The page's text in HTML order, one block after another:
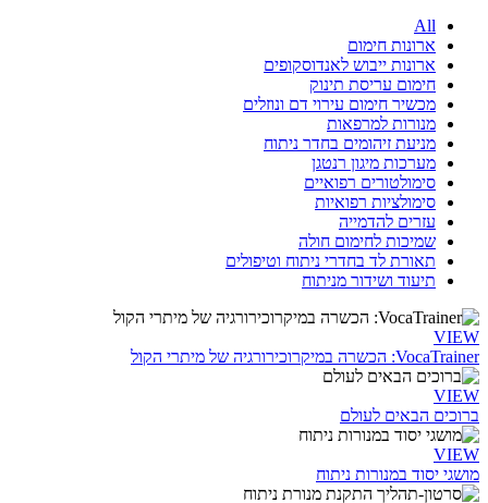
All
ארונות חימום
ארונות ייבוש לאנדוסקופים
חימום עריסת תינוק
מכשיר חימום עירוי דם ונוזלים
מנורות למרפאות
מניעת זיהומים בחדר ניתוח
מערכות מיגון רנטגן
סימולטורים רפואיים
סימולציות רפואיות
עזרים להדמייה
שמיכות לחימום חולה
תאורת לד בחדרי ניתוח וטיפולים
תיעוד ושידור מניתוח
VIEW
VocaTrainer: הכשרה במיקרוכירורגיה של מיתרי הקול
VIEW
ברוכים הבאים לעולם
VIEW
מושגי יסוד במנורות ניתוח